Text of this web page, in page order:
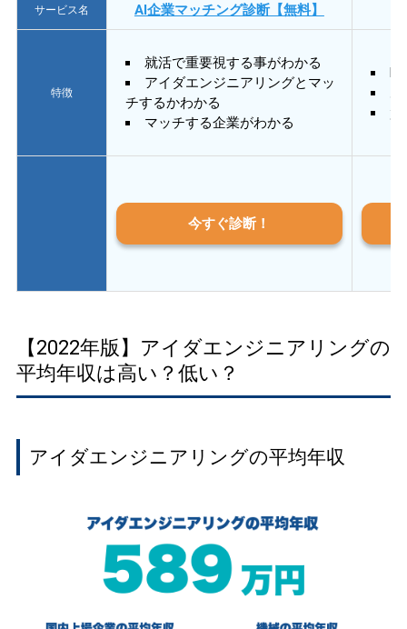
サービス名 AI企業マッチング診断【無料】
特徴
就活で重要視する事がわかる
アイダエンジニアリングとマッ
チするかわかる
マッチする企業がわかる
質
今すぐ診断！
【2022年版】アイダエンジニアリングの
平均年収は高い？低い？
アイダエンジニアリングの平均年収